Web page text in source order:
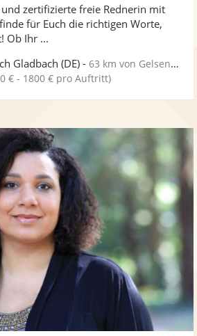
Fotos
5
Sternen
zertifizierte freie Rednerin mit
für Euch die richtigen Worte,
Ob Ihr ...
Gladbach (DE) -63 km von Gelsenkirchen
€ - 1800 € pro Auftritt)